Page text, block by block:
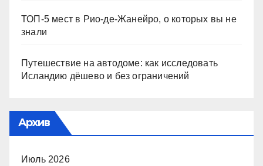
ТОП-5 мест в Рио-де-Жанейро, о которых вы не
знали
Путешествие на автодоме: как исследовать
Исландию дёшево и без ограничений
Архив
Июль 2026